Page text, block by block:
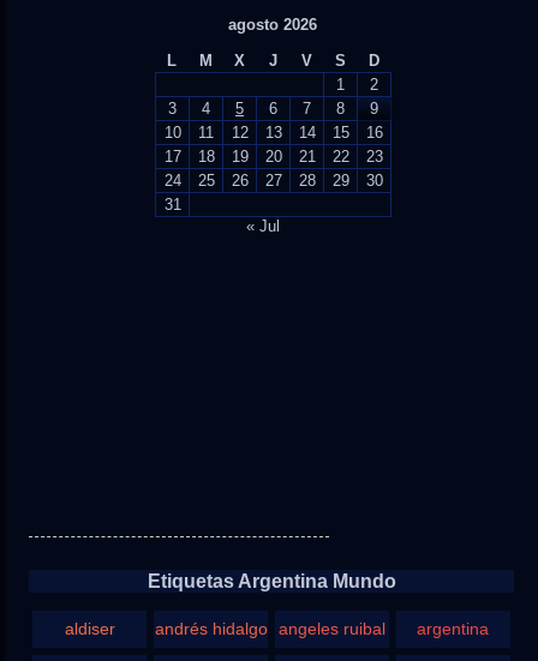
agosto 2026
L
M X J V S
D
1
2
3
4 5 6 7 8
9
10
11 12 13 14 15
16
17
18 19 20 21 22
23
24
25 26 27 28 29
30
31
« Jul
Etiquetas Argentina Mundo
aldiser andrés hidalgo angeles ruibal argentina